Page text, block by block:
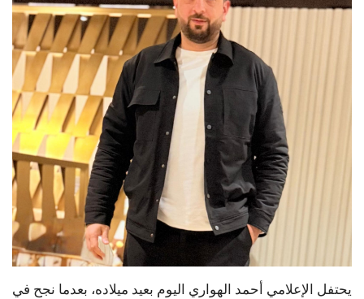
يحتفل الإعلامي أحمد الهواري اليوم بعيد ميلاده، بعدما نجح في